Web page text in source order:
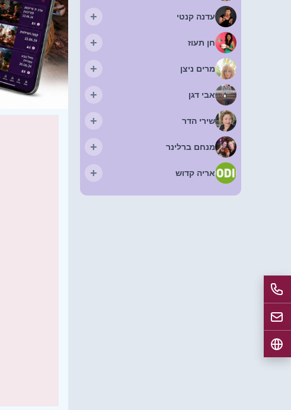
עדנה קנטי +
חן תעוז +
מרים ניצן +
אבי דגן +
שירי הדר +
מנחם ברלינר +
אריה קדוש +